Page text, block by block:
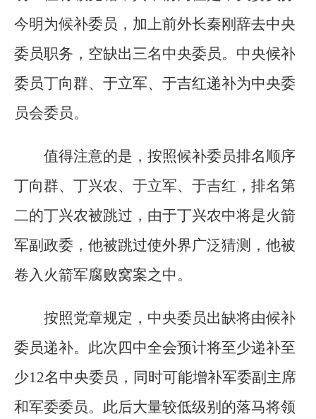
今明为候补委员，加上前外长秦刚辞去中央
委员职务，空缺出三名中央委员。中央候补
委员丁向群、于立军、于吉红递补为中央委
员会委员。
值得注意的是，按照候补委员排名顺序
丁向群、丁兴农、于立军、于吉红，排名第
二的丁兴农被跳过，由于丁兴农中将是火箭
军副政委，他被跳过使外界广泛猜测，他被
卷入火箭军腐败窝案之中。
按照党章规定，中央委员出缺将由候补
委员递补。此次四中全会预计将至少递补至
少12名中央委员，同时可能增补军委副主席
和军委委员。此后大量较低级别的落马将领